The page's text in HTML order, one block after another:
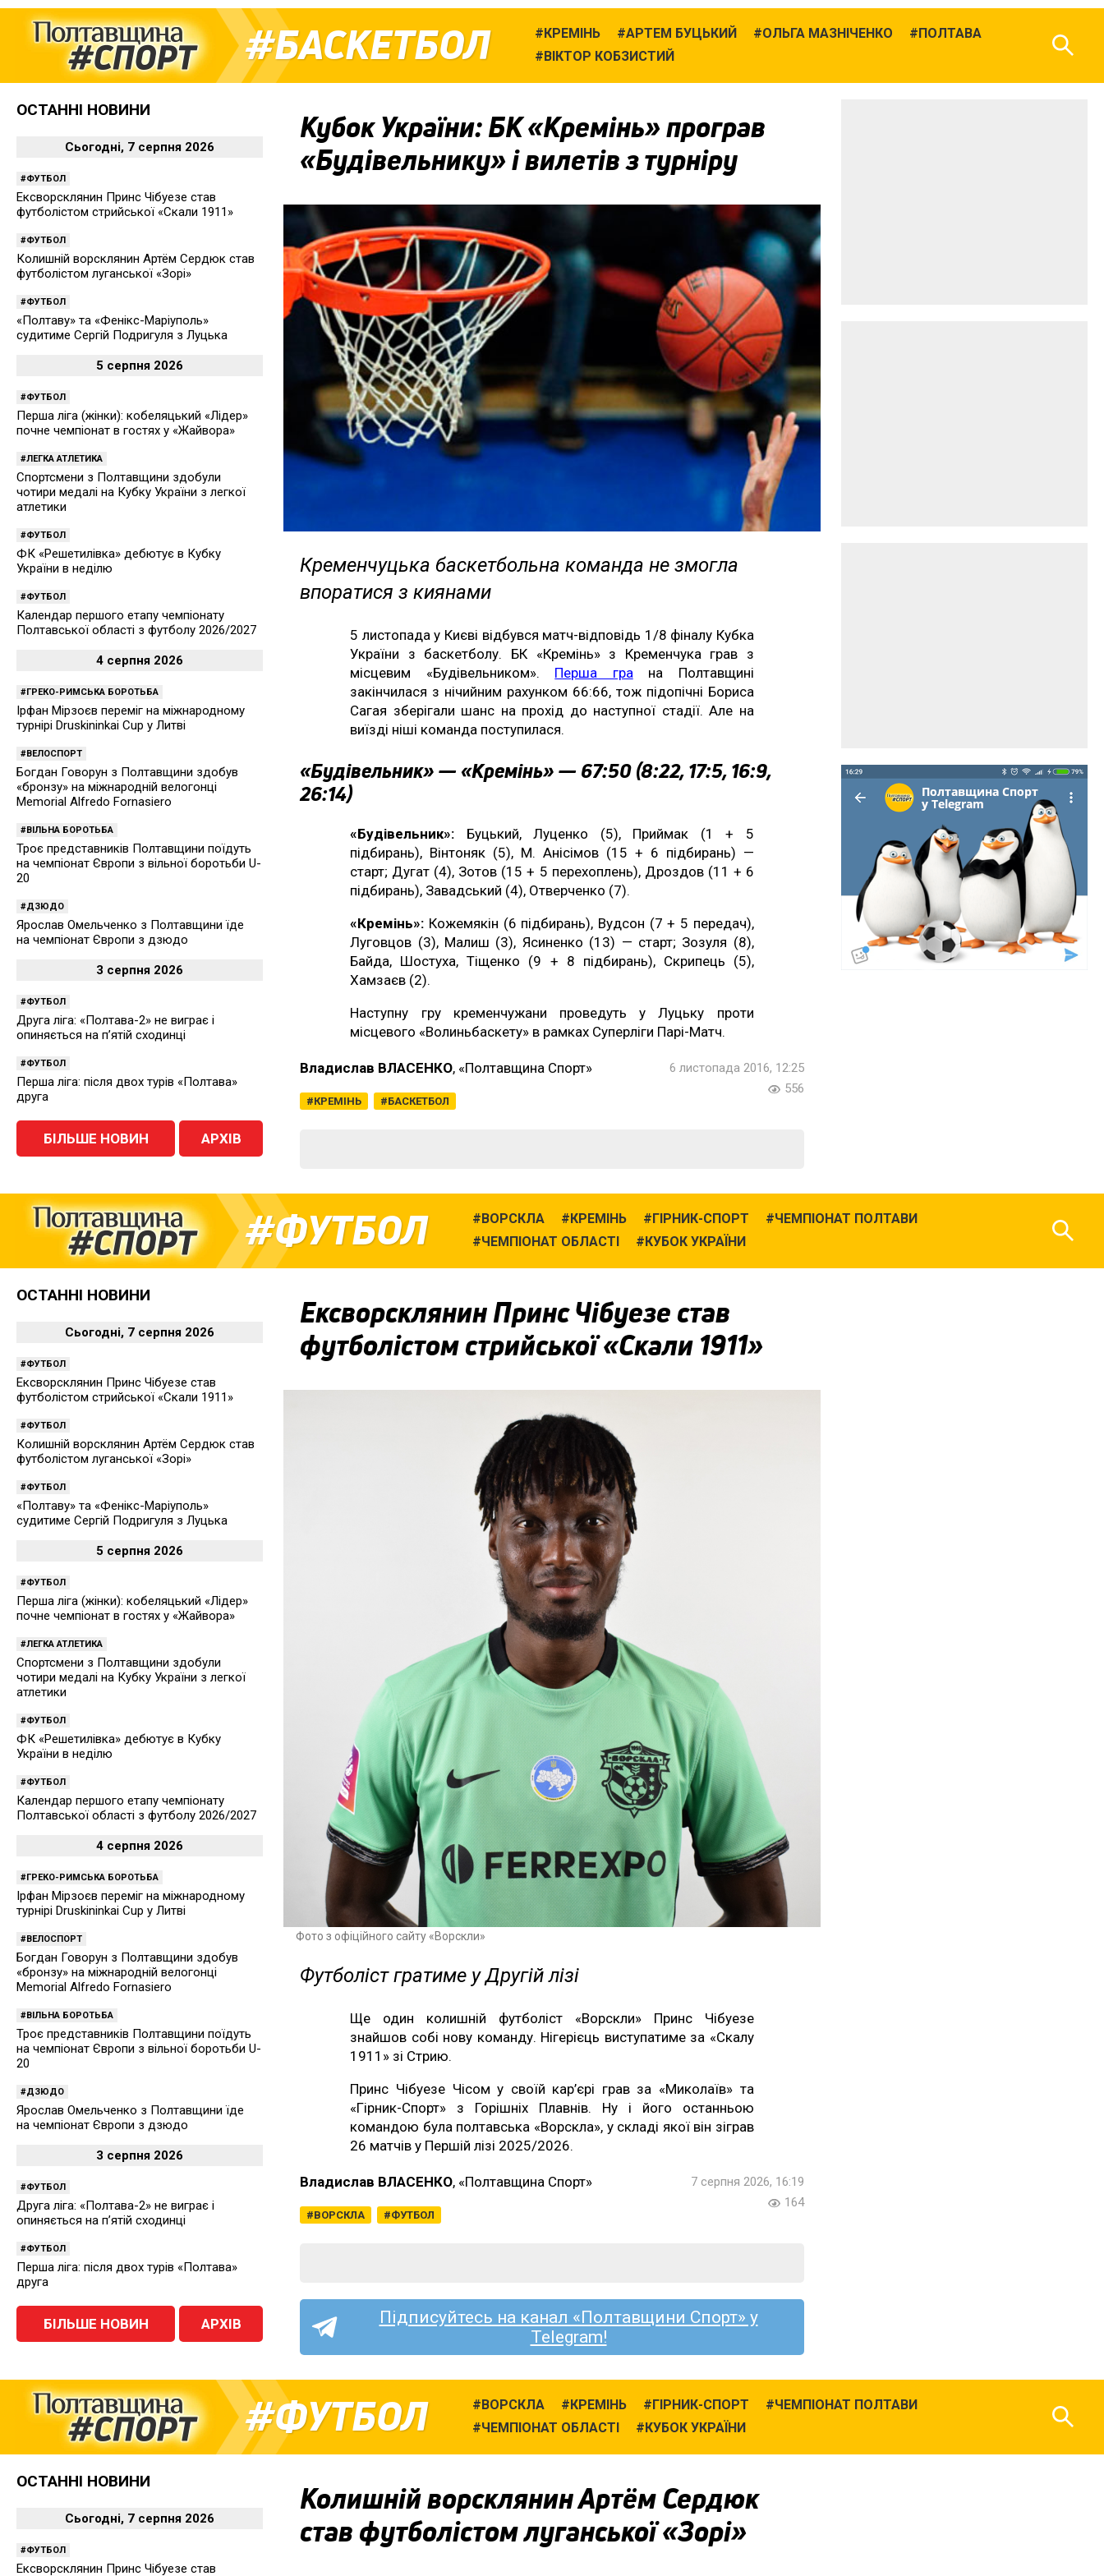
БАСКЕТБОЛ КРЕМІНЬ АРТЕМ БУЦЬКИЙ ОЛЬГА МАЗНІЧЕНКО
ПОЛТАВА
ВІКТОР КОБЗИСТИЙ
Кубок України: БК «Кремінь» програв
«Будівельнику» і вилетів з турніру
Кременчуцька баскетбольна команда не змогла
впоратися з киянами
5 листопада у Києві відбувся матч-відповідь 1/8 фіналу Кубка
України з баскетболу. БК «Кремінь» з Кременчука грав з
місцевим «Будівельником». Перша гра на Полтавщині
закінчилася з нічийним рахунком 66:66, тож підопічні Бориса
Сагая зберігали шанс на прохід до наступної стадії. Але на
виїзді ніші команда поступилася.
«Будівельник» — «Кремінь» — 67:50 (8:22, 17:5, 16:9,
26:14)
«Будівельник»: Буцький, Луценко (5), Приймак (1 + 5
підбирань), Вінтоняк (5), М. Анісімов (15 + 6 підбирань) —
старт; Дугат (4), Зотов (15 + 5 перехоплень), Дроздов (11 + 6
підбирань), Завадський (4), Отверченко (7).
«Кремінь»: Кожемякін (6 підбирань), Вудсон (7 + 5 передач),
Луговцов (3), Малиш (3), Ясиненко (13) — старт; Зозуля (8),
Байда, Шостуха, Тіщенко (9 + 8 підбирань), Скрипець (5),
Хамзаєв (2).
Наступну гру кременчужани проведуть у Луцьку проти
місцевого «Волиньбаскету» в рамках Суперліги Парі-Матч.
Владислав ВЛАСЕНКО, «Полтавщина Спорт»
КРЕМІНЬ БАСКЕТБОЛ
6 листопада 2016, 12:25
556
ОСТАННІ НОВИНИ
Сьогодні, 7 серпня 2026
ФУТБОЛ
Ексворсклянин Принс Чібуезе став
футболістом стрийської «Скали 1911»
ФУТБОЛ
Колишній ворсклянин Артём Сердюк став
футболістом луганської «Зорі»
ФУТБОЛ
«Полтаву» та «Фенікс-Маріуполь»
судитиме Сергій Подригуля з Луцька
5 серпня 2026
ФУТБОЛ
Перша ліга (жінки): кобеляцький «Лідер»
почне чемпіонат в гостях у «Жайвора»
ЛЕГКА АТЛЕТИКА
Спортсмени з Полтавщини здобули
чотири медалі на Кубку України з легкої
атлетики
ФУТБОЛ
ФК «Решетилівка» дебютує в Кубку
України в неділю
ФУТБОЛ
Календар першого етапу чемпіонату
Полтавської області з футболу 2026/2027
4 серпня 2026
ГРЕКО-РИМСЬКА БОРОТЬБА
Ірфан Мірзоєв переміг на міжнародному
турнірі Druskininkai Cup у Литві
ВЕЛОСПОРТ
Богдан Говорун з Полтавщини здобув
«бронзу» на міжнародній велогонці
Memorial Alfredo Fornasiero
ВІЛЬНА БОРОТЬБА
Троє представників Полтавщини поїдуть
на чемпіонат Європи з вільної боротьби U-
20
ДЗЮДО
Ярослав Омельченко з Полтавщини їде
на чемпіонат Європи з дзюдо
3 серпня 2026
ФУТБОЛ
Друга ліга: «Полтава-2» не виграє і
опиняється на п’ятій сходинці
ФУТБОЛ
Перша ліга: після двох турів «Полтава»
друга
БІЛЬШЕ НОВИН АРХІВ
ФУТБОЛ ВОРСКЛА КРЕМІНЬ ГІРНИК-СПОРТ
ЧЕМПІОНАТ ПОЛТАВИ
ЧЕМПІОНАТ ОБЛАСТІ
КУБОК УКРАЇНИ
Ексворсклянин Принс Чібуезе став
футболістом стрийської «Скали 1911»
Фото з офіційного сайту «Ворскли»
Футболіст гратиме у Другій лізі
Ще один колишній футболіст «Ворскли» Принс Чібуезе
знайшов собі нову команду. Нігерієць виступатиме за «Скалу
1911» зі Стрию.
Принс Чібуезе Чісом у своїй кар’єрі грав за «Миколаїв» та
«Гірник-Спорт» з Горішніх Плавнів. Ну і його останньою
командою була полтавська «Ворскла», у складі якої він зіграв
26 матчів у Першій лізі 2025/2026.
Владислав ВЛАСЕНКО, «Полтавщина Спорт»
ВОРСКЛА ФУТБОЛ
7 серпня 2026, 16:19
164
Підписуйтесь на канал «Полтавщини Спорт» у
Telegram!
ОСТАННІ НОВИНИ
Сьогодні, 7 серпня 2026
ФУТБОЛ
Ексворсклянин Принс Чібуезе став
футболістом стрийської «Скали 1911»
ФУТБОЛ
Колишній ворсклянин Артём Сердюк став
футболістом луганської «Зорі»
ФУТБОЛ
«Полтаву» та «Фенікс-Маріуполь»
судитиме Сергій Подригуля з Луцька
5 серпня 2026
ФУТБОЛ
Перша ліга (жінки): кобеляцький «Лідер»
почне чемпіонат в гостях у «Жайвора»
ЛЕГКА АТЛЕТИКА
Спортсмени з Полтавщини здобули
чотири медалі на Кубку України з легкої
атлетики
ФУТБОЛ
ФК «Решетилівка» дебютує в Кубку
України в неділю
ФУТБОЛ
Календар першого етапу чемпіонату
Полтавської області з футболу 2026/2027
4 серпня 2026
ГРЕКО-РИМСЬКА БОРОТЬБА
Ірфан Мірзоєв переміг на міжнародному
турнірі Druskininkai Cup у Литві
ВЕЛОСПОРТ
Богдан Говорун з Полтавщини здобув
«бронзу» на міжнародній велогонці
Memorial Alfredo Fornasiero
ВІЛЬНА БОРОТЬБА
Троє представників Полтавщини поїдуть
на чемпіонат Європи з вільної боротьби U-
20
ДЗЮДО
Ярослав Омельченко з Полтавщини їде
на чемпіонат Європи з дзюдо
3 серпня 2026
ФУТБОЛ
Друга ліга: «Полтава-2» не виграє і
опиняється на п’ятій сходинці
ФУТБОЛ
Перша ліга: після двох турів «Полтава»
друга
БІЛЬШЕ НОВИН АРХІВ
ФУТБОЛ ВОРСКЛА КРЕМІНЬ ГІРНИК-СПОРТ
ЧЕМПІОНАТ ПОЛТАВИ
ЧЕМПІОНАТ ОБЛАСТІ
КУБОК УКРАЇНИ
Колишній ворсклянин Артём Сердюк
став футболістом луганської «Зорі»
ОСТАННІ НОВИНИ
Сьогодні, 7 серпня 2026
ФУТБОЛ
Ексворсклянин Принс Чібуезе став